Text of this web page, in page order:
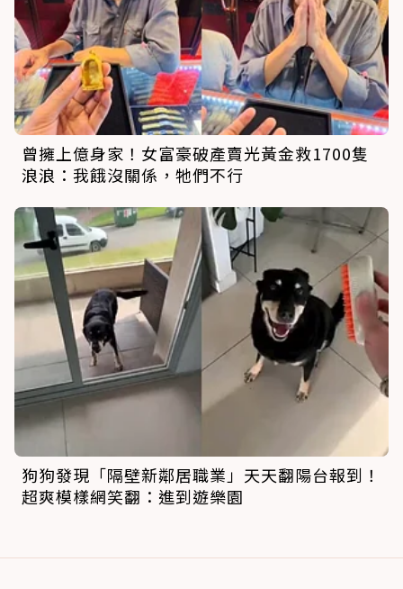
曾擁上億身家！女富豪破產賣光黃金救1700隻
浪浪：我餓沒關係，牠們不行
狗狗發現「隔壁新鄰居職業」天天翻陽台報到！
超爽模樣網笑翻：進到遊樂園